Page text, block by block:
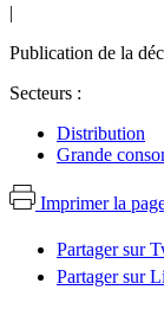
|
Publication de la
Secteurs :
Distribution
Grande
Imprimer la
Partager sur
Partager sur